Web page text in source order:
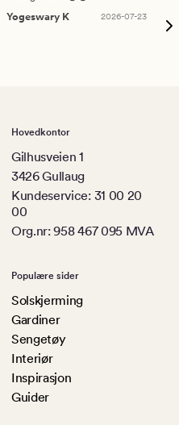
Yogeswary K
2026-07-23
Hovedkontor
Gilhusveien 1
3426 Gullaug
Kundeservice: 31 00 20
00
Org.nr: 958 467 095 MVA
Populære sider
Solskjerming
Gardiner
Sengetøy
Interiør
Inspirasjon
Guider